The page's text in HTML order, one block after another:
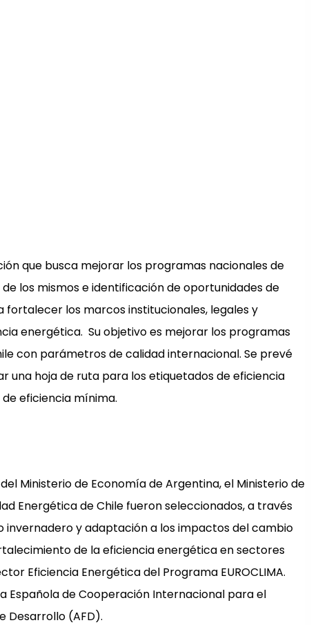
que busca mejorar los programas nacionales de
los mismos e identificación de oportunidades de
fortalecer los marcos institucionales, legales y
energética. Su objetivo es mejorar los programas
con parámetros de calidad internacional. Se prevé
hoja de ruta para los etiquetados de eficiencia
eficiencia mínima.
Ministerio de Economía de Argentina, el Ministerio de
Energética de Chile fueron seleccionados, a través
invernadero y adaptación a los impactos del cambio
de la eficiencia energética en sectores
Eficiencia Energética del Programa EUROCLIMA.
Española de Cooperación Internacional para el
Desarrollo (AFD).